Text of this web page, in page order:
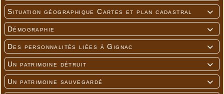

Situation géographique Cartes et plan cadastral

Démographie

Des personnalités liées à Gignac

Un patrimoine détruit

Un patrimoine sauvegardé